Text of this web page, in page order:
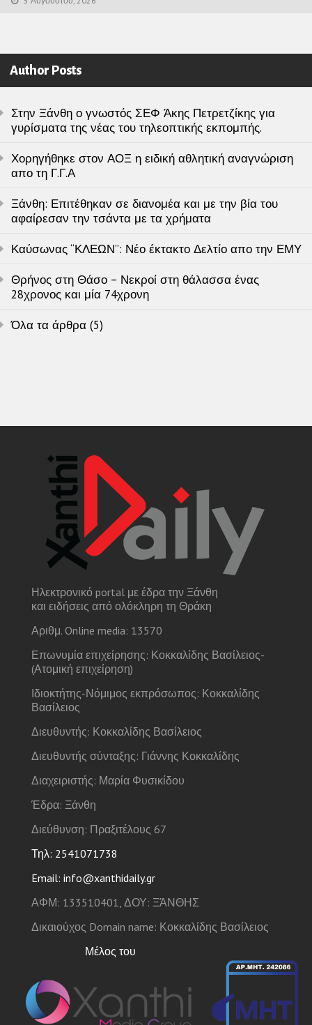
Author Posts
Στην Ξάνθη ο γνωστός ΣΕΦ Άκης Πετρετζίκης για
γυρίσματα της νέας του τηλεοπτικής εκπομπής.
Χορηγήθηκε στον ΑΟΞ η ειδική αθλητική αναγνώριση
απο τη Γ.Γ.Α
Ξάνθη: Επιτέθηκαν σε διανομέα και με την βία του
αφαίρεσαν την τσάντα με τα χρήματα
Καύσωνας “ΚΛΕΩΝ”: Νέο έκτακτο Δελτίο απο την ΕΜΥ
Θρήνος στη Θάσο – Νεκροί στη θάλασσα ένας
28χρονος και μία 74χρονη
Όλα τα άρθρα (5)
Ηλεκτρονικό portal με έδρα την Ξάνθη
και ειδήσεις από ολόκληρη τη Θράκη
Αριθμ. Online media: 13570
Επωνυμία επιχείρησης: Κοκκαλίδης Βασίλειος-
(Ατομική επιχείρηση)
Ιδιοκτήτης-Νόμιμος εκπρόσωπος: Κοκκαλίδης
Βασίλειος
Διευθυντής: Κοκκαλίδης Βασίλειος
Διευθυντής σύνταξης: Γιάννης Κοκκαλίδης
Διαχειριστής: Μαρία Φυσικίδου
Έδρα: Ξάνθη
Διεύθυνση: Πραξιτέλους 67
Τηλ: 2541071738
Email: info@xanthidaily.gr
ΑΦΜ: 133510401, ΔΟΥ: ΞΆΝΘΗΣ
Δικαιούχος Domain name: Κοκκαλίδης Βασίλειος
Μέλος του